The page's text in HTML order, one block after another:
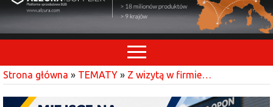
Strona główna » TEMATY » Z wizytą w firmie…